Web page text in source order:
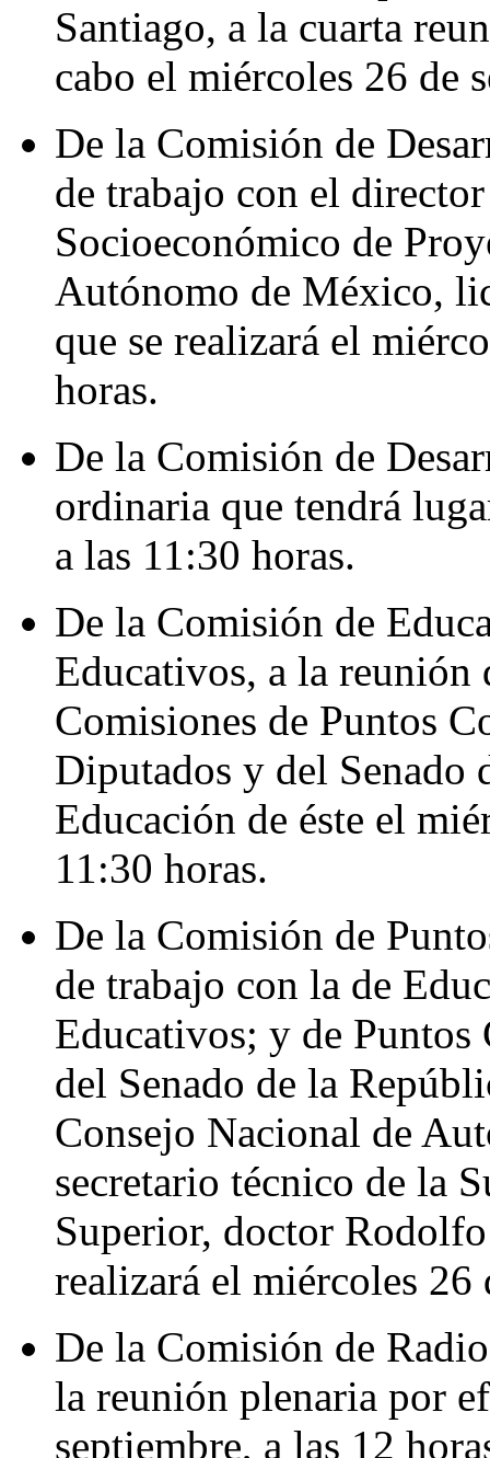
Santiago, a la cuarta
cabo el miércoles 26 de
De la Comisión de
de trabajo con el
Socioeconómico de
Autónomo de México,
que se realizará el
horas.
De la Comisión de
ordinaria que tendrá
a las 11:30 horas.
De la Comisión de
Educativos, a la reunión
Comisiones de Puntos
Diputados y del Senado
Educación de éste el
11:30 horas.
De la Comisión de
de trabajo con la de
Educativos; y de
del Senado de la
Consejo Nacional de
secretario técnico de la
Superior, doctor
realizará el miércoles 26
De la Comisión de
la reunión plenaria por
septiembre, a las 12